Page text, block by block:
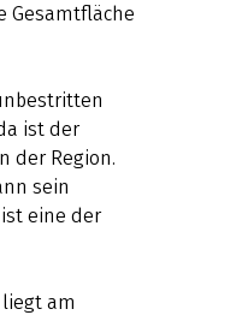
Gesamtfläche
ist der
der Region.
sein
eine der
am